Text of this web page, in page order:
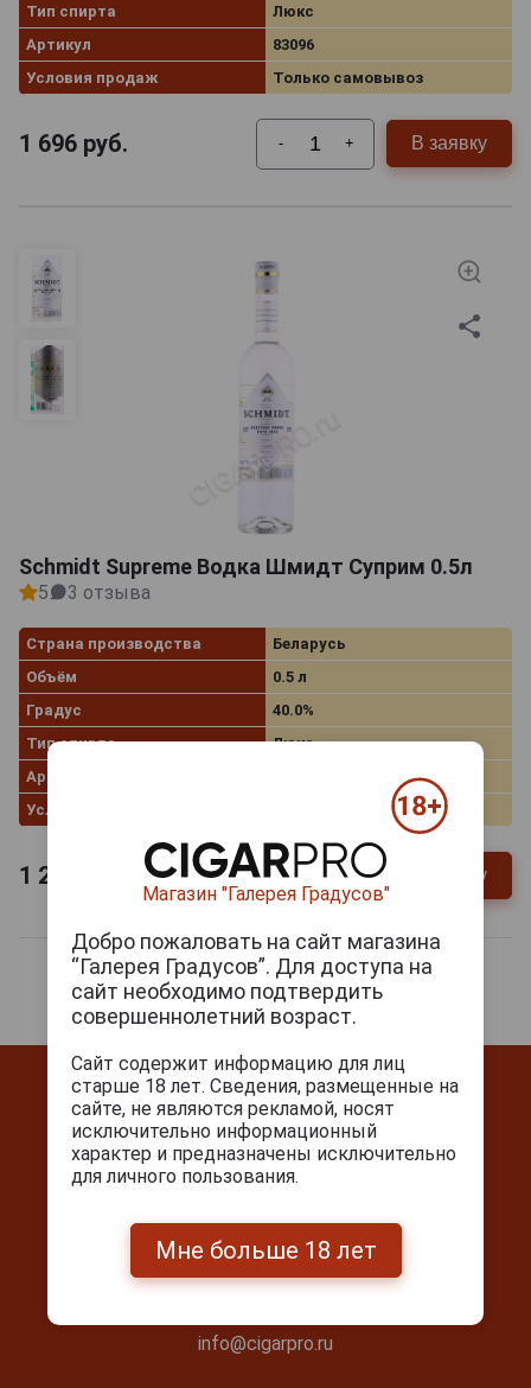
Тип спирта
Люкс
Артикул
83096
Условия продаж
Только самовывоз
1 696 руб. - + В заявку
Schmidt Supreme Водка Шмидт Суприм 0.5л
5 3 отзыва
Страна производства
Беларусь
Объём
0.5 л
Градус
40.0%
Тип спирта
Люкс
Артикул
Условия продаж
Только самовывоз
1 275 - + В заявку
г. Москва, Серпуховский вал, д. 5
Ежедневно с 10:00 до 22:00
info@cigarpro.ru
Магазин "Галерея Градусов"
Добро пожаловать на сайт магазина
“Галерея Градусов”. Для доступа на
сайт необходимо подтвердить
совершеннолетний возраст.
Сайт содержит информацию для лиц
старше 18 лет. Сведения, размещенные на
сайте, не являются рекламой, носят
исключительно информационный
характер и предназначены исключительно
для личного пользования.
Мне больше 18 лет